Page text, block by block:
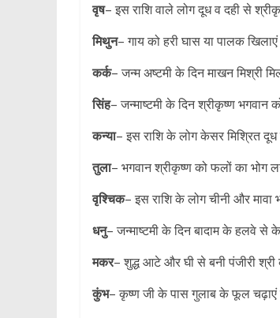
वृष– इस राशि वाले लोग दूध व दही से
मिथुन– गाय को हरी घास या पालक
कर्क– जन्म अष्टमी के दिन माखन मिश्री
सिंह– जन्माष्टमी के दिन श्रीकृष्ण
कन्या– इस राशि के लोग केसर मिश्रित दूध
तुला– भगवान श्रीकृष्ण को फलों का भोग
वृश्चिक– इस राशि के लोग चीनी और
धनु– जन्माष्टमी के दिन बादाम के हलवे
मकर– शुद्ध आटे और घी से बनी पंजीरी
कुंभ– कृष्ण जी के पास गुलाब के फूल चढ़ाएं